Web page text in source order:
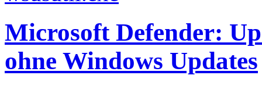
Microsoft Defender:
ohne Windows Updates